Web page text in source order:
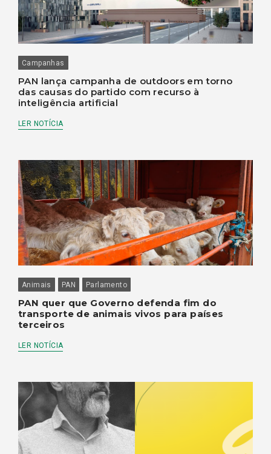
Campanhas
PAN lança campanha de outdoors em torno
das causas do partido com recurso à
inteligência artificial
LER NOTÍCIA
Animais PAN Parlamento
PAN quer que Governo defenda fim do
transporte de animais vivos para países
terceiros
LER NOTÍCIA